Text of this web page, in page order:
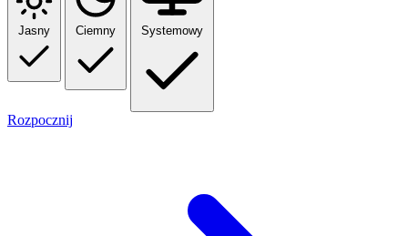
Jasny Ciemny Systemowy
Rozpocznij